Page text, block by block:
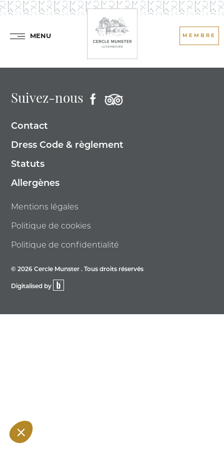
MENU MEMBRE
Suivez-nous
Contact
Dress Code & règlement
Statuts
Allergènes
Mentions légales
Politique de cookies
Politique de confidentialité
© 2026 Cercle Munster . Tous droits réservés
Digitalised by